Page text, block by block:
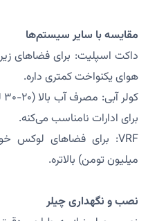
مقایسه با سایر سیستم‌ها
هوای یکنواخت کمتری داره.
برای ادارات نامناسب می‌کنه.
میلیون تومن) بالاتره.
نصب و نگهداری چیلر